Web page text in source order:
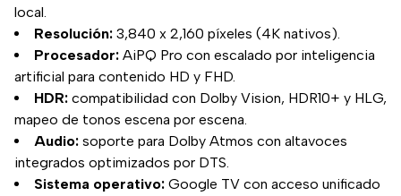
local.
Resolución: 3,840 x 2,160 píxeles (4K nativos).
Procesador: AiPQ Pro con escalado por inteligencia
artificial para contenido HD y FHD.
HDR: compatibilidad con Dolby Vision, HDR10+ y HLG,
mapeo de tonos escena por escena.
Audio: soporte para Dolby Atmos con altavoces
integrados optimizados por DTS.
Sistema operativo: Google TV con acceso unificado